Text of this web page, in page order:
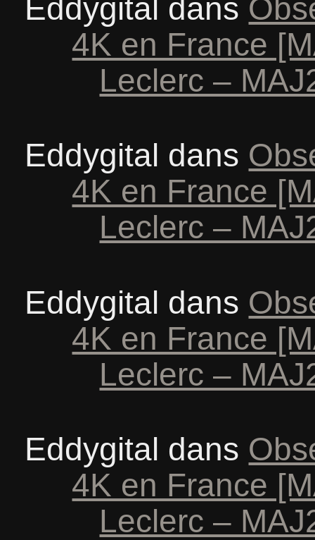
Eddygital dans
4K en France
Leclerc –
Eddygital dans
4K en France
Leclerc –
Eddygital dans
4K en France
Leclerc –
Eddygital dans
4K en France
Leclerc –